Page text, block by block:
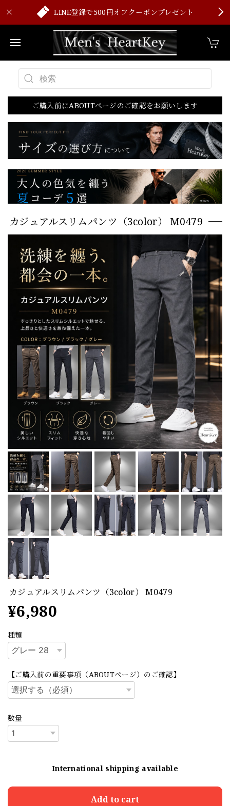
LINE登録で500円オフクーポンプレゼント
ご購入前にABOUTページのご確認をお願いします
カジュアルスリムパンツ（3color） M0479
カジュアルスリムパンツ（3color） M0479
¥6,980
種類
【ご購入前の重要事項（ABOUTページ）のご確認】
数量
International shipping available
Add to cart